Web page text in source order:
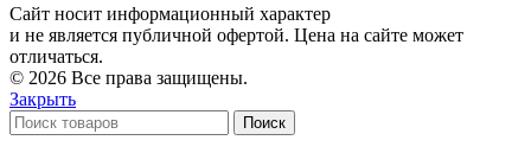
Сайт носит информационный характер
и не является публичной офертой. Цена на сайте может
отличаться.
© 2026 Все права защищены.
Закрыть
Поиск